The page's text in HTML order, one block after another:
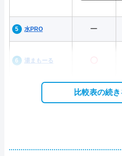
水PRO ー
湯まもーる 〇
比較表の続